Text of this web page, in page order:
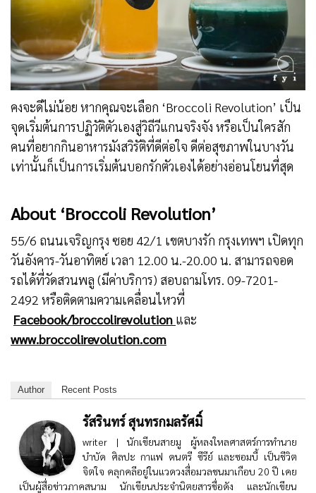
คงจะดีไม่น้อย หากคุณจะเลือก ‘Broccoli Revolution’ เป็น
จุดเริ่มต้นการปฏิวัติตัวเองสู่วิถีวีแกนจริงจัง หรือเป็นใครสัก
คนที่อยากกินอาหารมังสวิรัติที่ดีต่อใจ ดีต่อสุขภาพในบางวัน
เท่านั้นก็เป็นการเริ่มต้นบอกรักตัวเองได้อย่างอ่อนโยนที่สุด
About ‘Broccoli Revolution’
55/6 ถนนเจริญกรุง ซอย 42/1 เขตบางรัก กรุงเทพฯ เปิดทุก
วันอังคาร-วันอาทิตย์ เวลา 12.00 น.-20.00 น. สามารถจอด
รถได้ที่วัดสวนพลู (มีค่าบริการ) สอบถามโทร. 09-7201-
2492 หรือติดตามความเคลื่อนไหวที่
Facebook/broccolirevolution และ
www.broccolirevolution.com
Author Recent Posts
รัสรินทร์ สุนทรกมลรัศมิ์
writer | นักเขียนสายมู ผู้หลงใหลศาสตร์การทำนาย
บำบัด ศิลปะ กาแฟ ดนตรี ซีรีย์ และซอมบี้ เป็นชีวิต
จิตใจ คลุกคลีอยู่ในแวดวงสื่อมวลชนมาเกือบ 20 ปี เคย
เป็นผู้สื่อข่าวภาคสนาม นักเขียนประจำนิตยสารชื่อดัง และนักเขียน